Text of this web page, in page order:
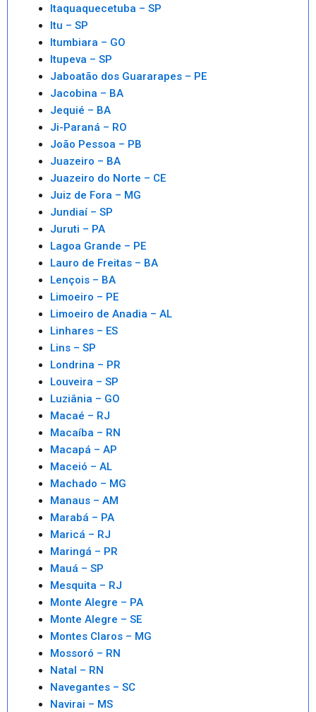
Itaquaquecetuba – SP
Itu – SP
Itumbiara – GO
Itupeva – SP
Jaboatão dos Guararapes – PE
Jacobina – BA
Jequié – BA
Ji-Paraná – RO
João Pessoa – PB
Juazeiro – BA
Juazeiro do Norte – CE
Juiz de Fora – MG
Jundiaí – SP
Juruti – PA
Lagoa Grande – PE
Lauro de Freitas – BA
Lençois – BA
Limoeiro – PE
Limoeiro de Anadia – AL
Linhares – ES
Lins – SP
Londrina – PR
Louveira – SP
Luziânia – GO
Macaé – RJ
Macaíba – RN
Macapá – AP
Maceió – AL
Machado – MG
Manaus – AM
Marabá – PA
Maricá – RJ
Maringá – PR
Mauá – SP
Mesquita – RJ
Monte Alegre – PA
Monte Alegre – SE
Montes Claros – MG
Mossoró – RN
Natal – RN
Navegantes – SC
Navirai – MS